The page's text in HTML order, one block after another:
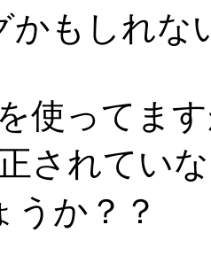
かもしれ
使ってます
されてい
うか？？